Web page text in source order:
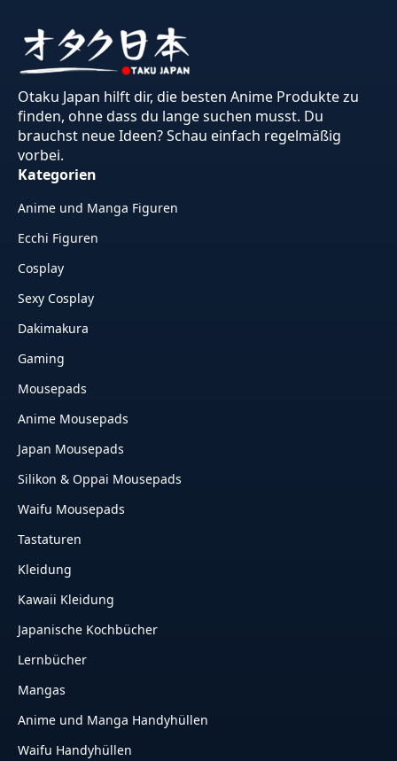
Otaku Japan hilft dir, die besten Anime Produkte zu
finden, ohne dass du lange suchen musst. Du
brauchst neue Ideen? Schau einfach regelmäßig
vorbei.
Kategorien
Anime und Manga Figuren
Ecchi Figuren
Cosplay
Sexy Cosplay
Dakimakura
Gaming
Mousepads
Anime Mousepads
Japan Mousepads
Silikon & Oppai Mousepads
Waifu Mousepads
Tastaturen
Kleidung
Kawaii Kleidung
Japanische Kochbücher
Lernbücher
Mangas
Anime und Manga Handyhüllen
Waifu Handyhüllen